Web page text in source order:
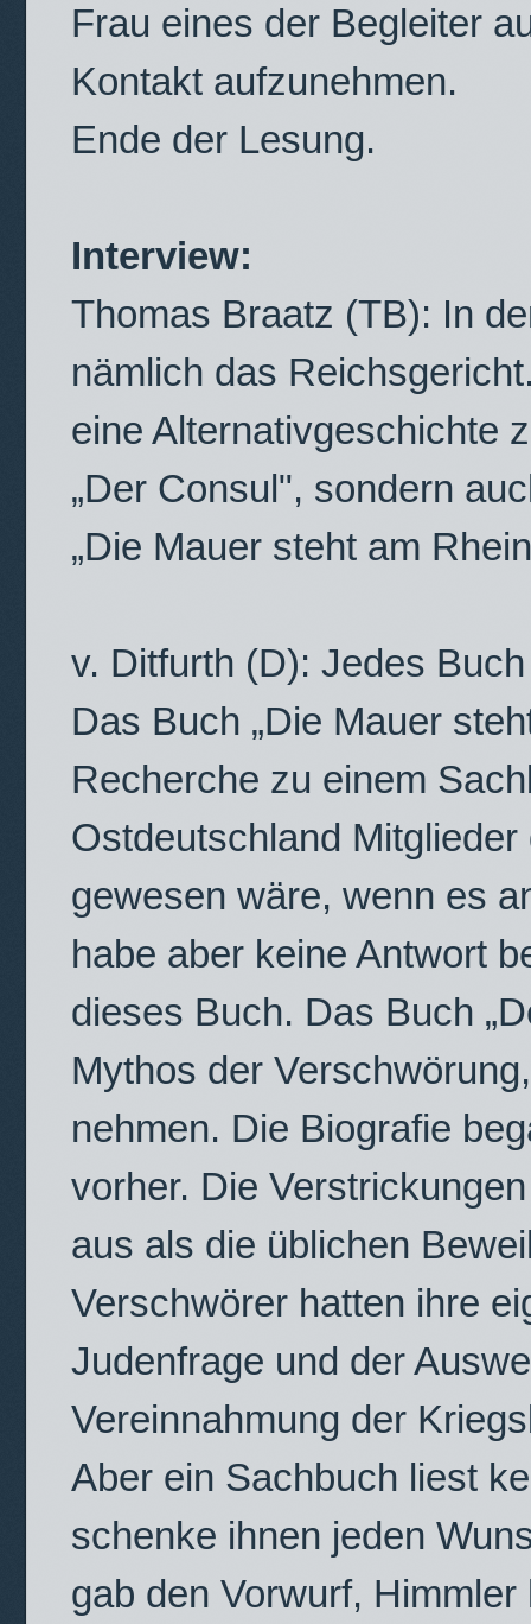
Frau eines der Begleiter
Kontakt aufzunehmen.
Ende der Lesung.
Interview:
Thomas Braatz (TB): In
nämlich das
eine Alternativgeschichte
„Der Consul", sondern
„Die Mauer steht am
v. Ditfurth (D): Jedes
Das Buch „Die Mauer
Recherche zu einem
Ostdeutschland
gewesen wäre, wenn es
habe aber keine Antwort
dieses Buch. Das Buch
Mythos der
nehmen. Die Biografie
vorher. Die
aus als die üblichen
Verschwörer hatten ihre
Judenfrage und der
Vereinnahmung der
Aber ein Sachbuch liest
schenke ihnen jeden
gab den Vorwurf,